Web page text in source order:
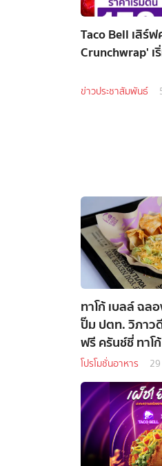
Taco Bell เสิร์
ข่าวประชาสัมพันธ์
ทาโก้ เบลล์ ฉล
ปั๊ม ปตท. วิภาว
ฟรี ครั
โปรโมชั่นอาหาร